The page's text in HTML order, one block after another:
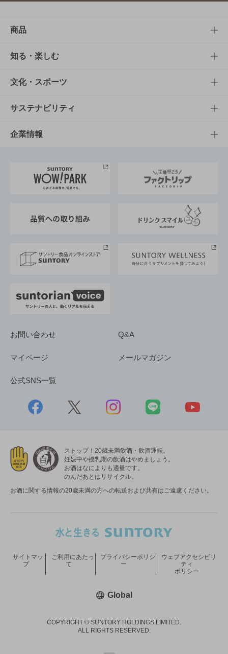
商品
商品TOP
商品一覧
商品発売情報
栄養成分一覧
知る・楽しむ
知る・楽しむTOP
キャンペーン
工場見学
地域情報
文化・スポーツ
文化・スポーツTOP
サントリーホール
サントリーサンバーズ大阪
サステナビリティ
サステナビリティTOP
サントリーが考えるサステナビリティ経営
企業情報
企業概要
採用情報
お問い合わせ Q&A
マイページ メールマガジン
公式SNS一覧
ストップ！20歳未満飲酒・飲酒運転。
妊娠中や授乳期の飲酒はやめましょう。
お酒はなによりも適量です。
のんだあとはリサイクル。
お酒に関する情報の20歳未満の方への転送および共有はご遠慮ください。
COPYRIGHT © SUNTORY HOLDINGS LIMITED.
ALL RIGHTS RESERVED.
サイトマッ
プ
ご利用にあたっ
て
プライバシーポリシ
ー
ウェブアクセシビリ
ティ
ポリシー
Global新しいウィンドウで開く